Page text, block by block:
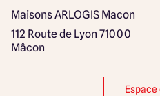
Maisons ARLOGIS Macon
112 Route de Lyon 71000
Mâcon